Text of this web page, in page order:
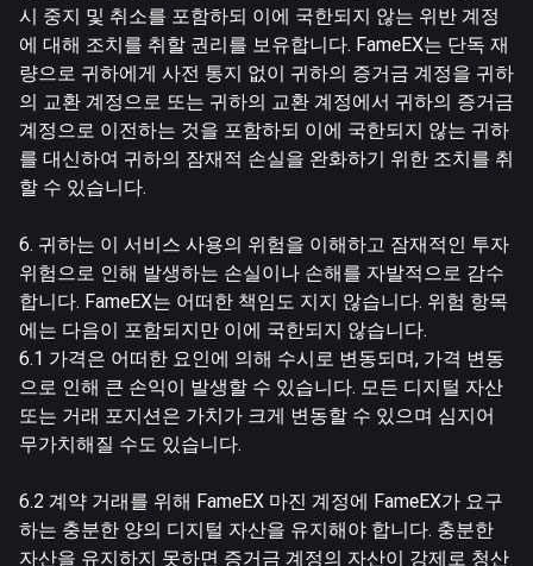
시 중지 및 취소를 포함하되 이에 국한되지 않는 위반 계정
에 대해 조치를 취할 권리를 보유합니다. FameEX는 단독 재
량으로 귀하에게 사전 통지 없이 귀하의 증거금 계정을 귀하
의 교환 계정으로 또는 귀하의 교환 계정에서 귀하의 증거금
계정으로 이전하는 것을 포함하되 이에 국한되지 않는 귀하
를 대신하여 귀하의 잠재적 손실을 완화하기 위한 조치를 취
할 수 있습니다.
6. 귀하는 이 서비스 사용의 위험을 이해하고 잠재적인 투자
위험으로 인해 발생하는 손실이나 손해를 자발적으로 감수
합니다. FameEX는 어떠한 책임도 지지 않습니다. 위험 항목
에는 다음이 포함되지만 이에 국한되지 않습니다.
6.1 가격은 어떠한 요인에 의해 수시로 변동되며, 가격 변동
으로 인해 큰 손익이 발생할 수 있습니다. 모든 디지털 자산
또는 거래 포지션은 가치가 크게 변동할 수 있으며 심지어
무가치해질 수도 있습니다.
6.2 계약 거래를 위해 FameEX 마진 계정에 FameEX가 요구
하는 충분한 양의 디지털 자산을 유지해야 합니다. 충분한
자산을 유지하지 못하면 증거금 계정의 자산이 강제로 청산